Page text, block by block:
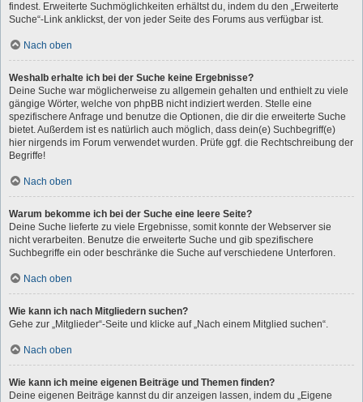
findest. Erweiterte Suchmöglichkeiten erhältst du, indem du den „Erweiterte
Suche“-Link anklickst, der von jeder Seite des Forums aus verfügbar ist.
Nach oben
Weshalb erhalte ich bei der Suche keine Ergebnisse?
Deine Suche war möglicherweise zu allgemein gehalten und enthielt zu viele
gängige Wörter, welche von phpBB nicht indiziert werden. Stelle eine
spezifischere Anfrage und benutze die Optionen, die dir die erweiterte Suche
bietet. Außerdem ist es natürlich auch möglich, dass dein(e) Suchbegriff(e)
hier nirgends im Forum verwendet wurden. Prüfe ggf. die Rechtschreibung der
Begriffe!
Nach oben
Warum bekomme ich bei der Suche eine leere Seite?
Deine Suche lieferte zu viele Ergebnisse, somit konnte der Webserver sie
nicht verarbeiten. Benutze die erweiterte Suche und gib spezifischere
Suchbegriffe ein oder beschränke die Suche auf verschiedene Unterforen.
Nach oben
Wie kann ich nach Mitgliedern suchen?
Gehe zur „Mitglieder“-Seite und klicke auf „Nach einem Mitglied suchen“.
Nach oben
Wie kann ich meine eigenen Beiträge und Themen finden?
Deine eigenen Beiträge kannst du dir anzeigen lassen, indem du „Eigene